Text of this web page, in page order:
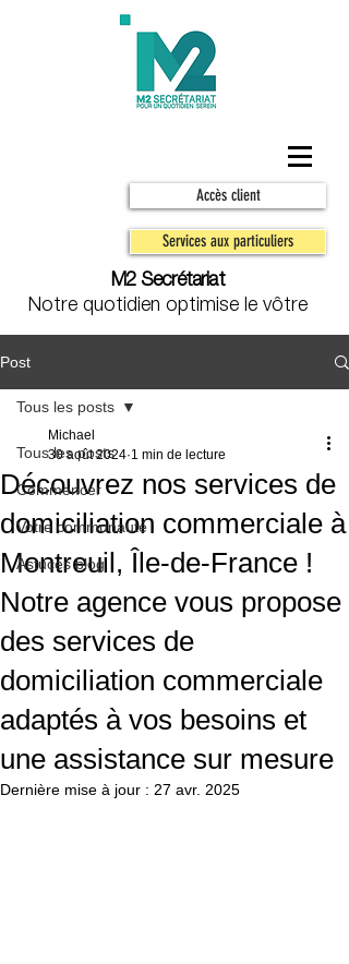
Accès client
Services aux particuliers
M2 Secrétariat
Notre quotidien optimise le vôtre
Post
Tous les posts
Commencer
Votre communauté
Astuces blog
Tous les posts
Découvrez nos services de
domiciliation commerciale à
Montreuil, Île-de-France !
Notre agence vous propose
des services de
domiciliation commerciale
adaptés à vos besoins et
une assistance sur mesure
Michael
30 août 2024 1 min de lecture
Dernière mise à jour : 27 avr. 2025